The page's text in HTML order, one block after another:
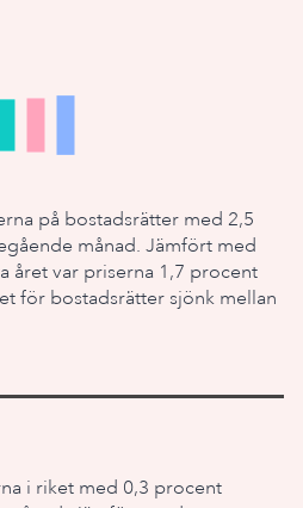
på bostadsrätter med 2,5
månad. Jämfört med
året var priserna 1,7 procent
för bostadsrätter sjönk mellan
i riket med 0,3 procent